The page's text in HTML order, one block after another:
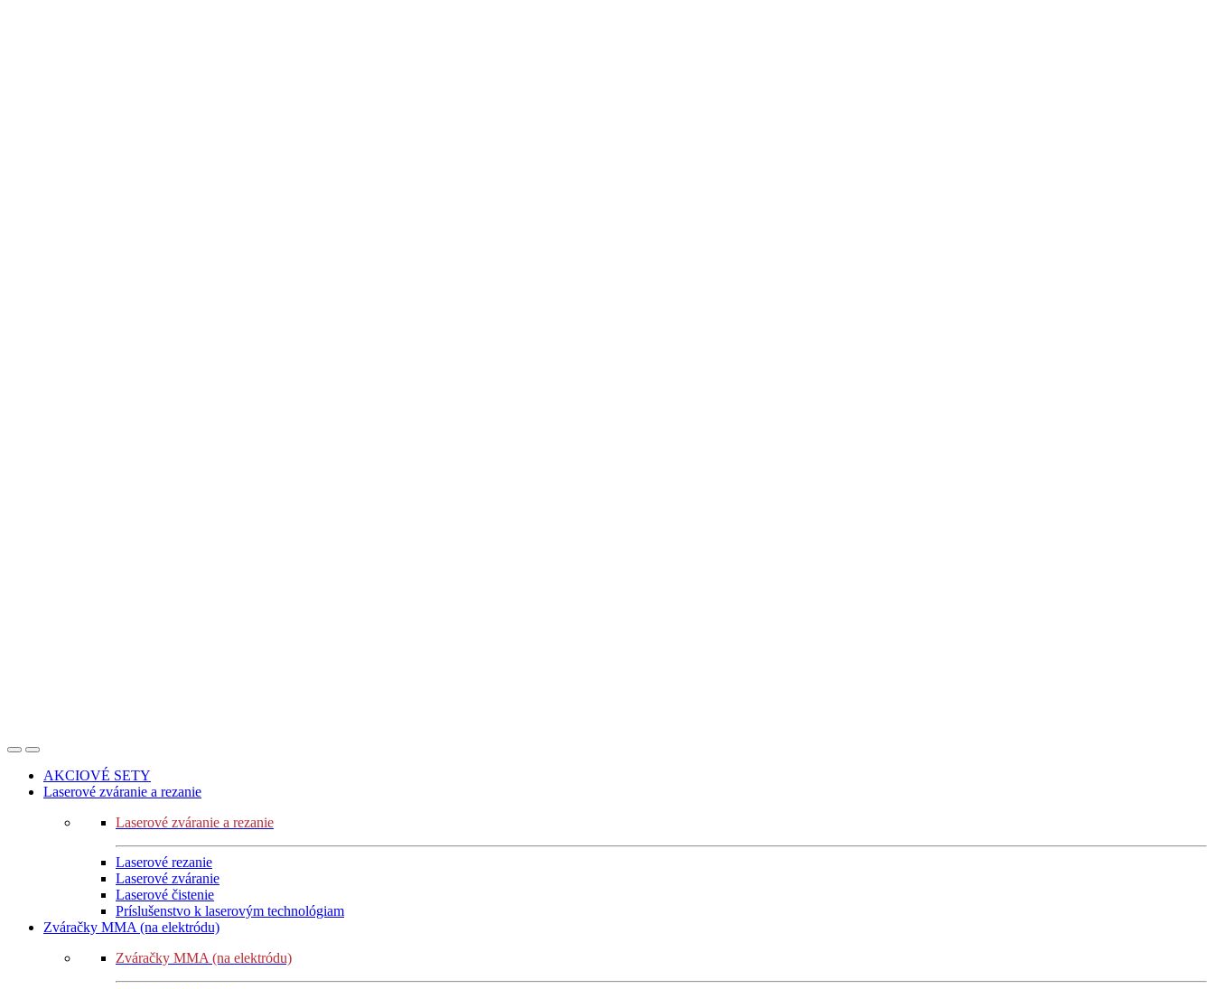
AKCIOVÉ SETY
Laserové zváranie a rezanie
Laserové zváranie a rezanie
Laserové rezanie
Laserové zváranie
Laserové čistenie
Príslušenstvo k laserovým technológiam
Zváračky MMA (na elektródu)
Zváračky MMA (na elektródu)